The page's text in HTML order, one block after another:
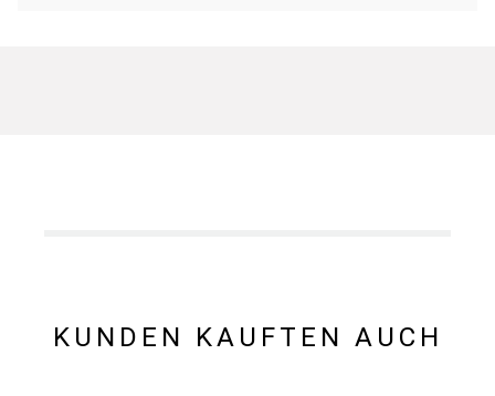
KUNDEN KAUFTEN AUCH